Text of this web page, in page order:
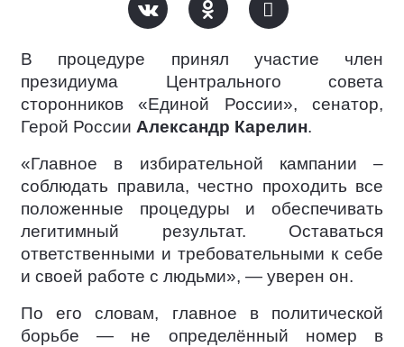
В процедуре принял участие член
президиума Центрального совета
сторонников «Единой России», сенатор,
Герой России Александр Карелин.
«Главное в избирательной кампании –
соблюдать правила, честно проходить все
положенные процедуры и обеспечивать
легитимный результат. Оставаться
ответственными и требовательными к себе
и своей работе с людьми», — уверен он.
По его словам, главное в политической
борьбе — не определённый номер в